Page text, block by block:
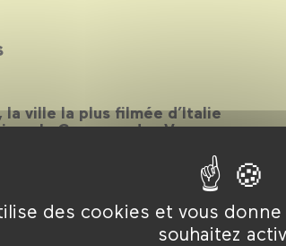
des cookies et vous
souhaitez
la ville la plus filmée d’Italie
la Camorra, des Vespa
mais Naples ne se réduit à
où les contraires
cesse, dans une vitalité
figées.